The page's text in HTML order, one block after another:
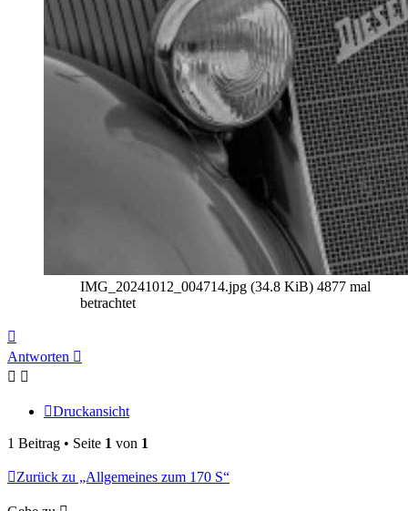
IMG_20241012_004714.jpg (34.8 KiB) 4877 mal
betrachtet
oben
Antworten
Druckansicht
1 Beitrag • Seite 1 von 1
Zurück zu „Allgemeines zum 170 S“